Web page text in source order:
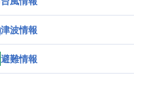
津波情報
避難情報